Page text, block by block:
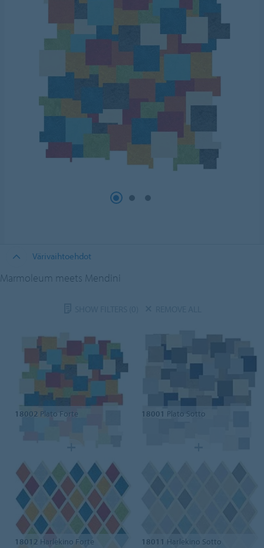
Värivaihtoehdot
Marmoleum meets Mendini
18002 Plato Forte 18001 Plato Sotto
18012 Harlekino Forte 18011 Harlekino Sotto